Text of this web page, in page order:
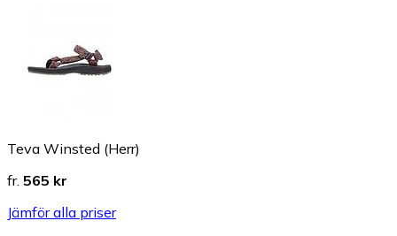
Teva Winsted (Herr)
fr. 565 kr
Jämför alla priser